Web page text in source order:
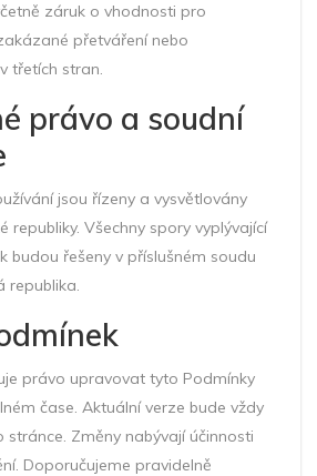
záruk o vhodnosti pro
přetváření nebo
třetích stran.
právo a soudní
jsou řízeny a vysvětlovány
republiky. Všechny spory vyplývající
budou řešeny v příslušném soudu
republika.
právo upravovat tyto Podmínky
čase. Aktuální verze bude vždy
Změny nabývají účinnosti
Doporučujeme pravidelně